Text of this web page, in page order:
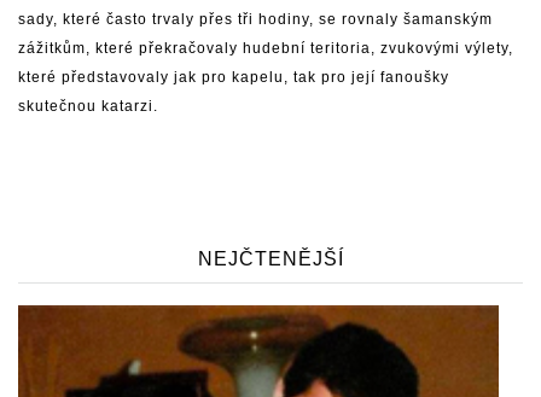
sady, které často trvaly přes tři hodiny, se rovnaly šamanským
zážitkům, které překračovaly hudební teritoria, zvukovými výlety,
které představovaly jak pro kapelu, tak pro její fanoušky
skutečnou katarzi.
NEJČTENĚJŠÍ